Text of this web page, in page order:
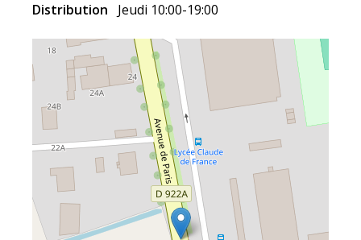
Distribution Jeudi 10:00-19:00